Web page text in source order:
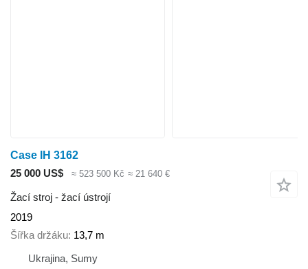
Case IH 3162
25 000 US$
≈ 523 500 Kč ≈ 21 640 €
Žací stroj - žací ústrojí
2019
Šířka držáku 13,7 m
Ukrajina, Sumy